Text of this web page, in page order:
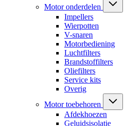
Motor onderdelen
Impellers
Wierpotten
V-snaren
Motorbediening
Luchtfilters
Brandstoffilters
Oliefilters
Service kits
Overig
Motor toebehoren
Afdekhoezen
Geluidsisolatie